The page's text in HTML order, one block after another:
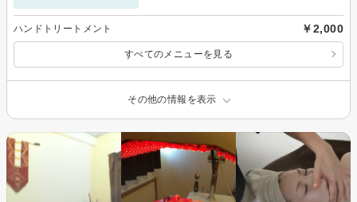
ハンドトリートメント ￥2,000
すべてのメニューを見る
その他の情報を表示